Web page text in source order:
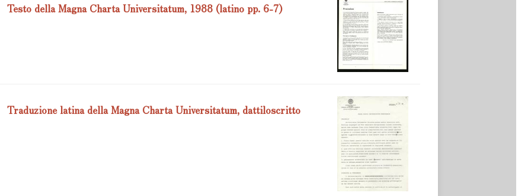
Testo della Magna Charta Universitatum, 1988 (latino pp. 6-7)
Traduzione latina della Magna Charta Universitatum, dattiloscritto